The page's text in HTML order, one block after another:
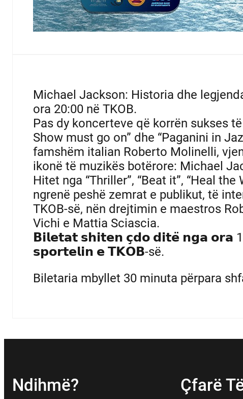
Michael Jackson: Historia dhe
ora 20:00 në TKOB.
Pas dy koncerteve që korrën sukses
Show must go on” dhe “Paganini in
famshëm italian Roberto Molinelli,
ikonë të muzikës botërore: Michael
Hitet nga “Thriller”, “Beat it”, “Heal
ngrenë peshë zemrat e publikut, të
TKOB-së, nën drejtimin e maestros
Vichi e Mattia Sciascia.
𝗕𝗶𝗹𝗲𝘁𝗮𝘁 𝘀𝗵𝗶𝘁𝗲𝗻 𝗰̧𝗱𝗼 𝗱𝗶𝘁𝗲̈ 𝗻𝗴𝗮 𝗼𝗿𝗮
𝘀𝗽𝗼𝗿𝘁𝗲𝗹𝗶𝗻 𝗲 𝗧𝗞𝗢𝗕-së.
Biletaria mbyllet 30 minuta përpara
Ndihmë? Çfarë